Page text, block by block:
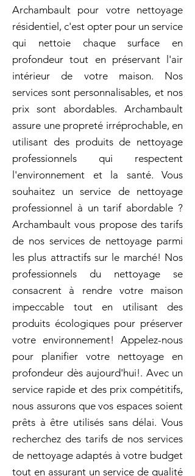
Archambault pour votre nettoyage
résidentiel, c'est opter pour un service
qui nettoie chaque surface en
profondeur tout en préservant l'air
intérieur de votre maison. Nos
services sont personnalisables, et nos
prix sont abordables. Archambault
assure une propreté irréprochable, en
utilisant des produits de nettoyage
professionnels qui respectent
l'environnement et la santé. Vous
souhaitez un service de nettoyage
professionnel à un tarif abordable ?
Archambault vous propose des tarifs
de nos services de nettoyage parmi
les plus attractifs sur le marché! Nos
professionnels du nettoyage se
consacrent à rendre votre maison
impeccable tout en utilisant des
produits écologiques pour préserver
votre environnement! Appelez-nous
pour planifier votre nettoyage en
profondeur dès aujourd'hui!. Avec un
service rapide et des prix compétitifs,
nous assurons que vos espaces soient
prêts à être utilisés sans délai. Vous
recherchez des tarifs de nos services
de nettoyage adaptés à votre budget
tout en assurant un service de qualité